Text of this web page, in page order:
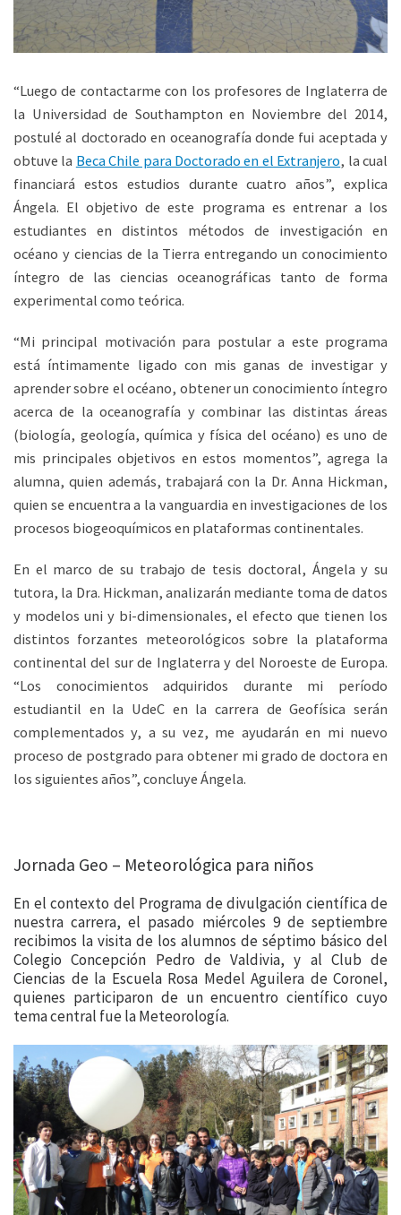
“Luego de contactarme con los profesores de Inglaterra de
la Universidad de Southampton en Noviembre del 2014,
postulé al doctorado en oceanografía donde fui aceptada y
obtuve la Beca Chile para Doctorado en el Extranjero, la cual
financiará estos estudios durante cuatro años”, explica
Ángela. El objetivo de este programa es entrenar a los
estudiantes en distintos métodos de investigación en
océano y ciencias de la Tierra entregando un conocimiento
íntegro de las ciencias oceanográficas tanto de forma
experimental como teórica.
“Mi principal motivación para postular a este programa
está íntimamente ligado con mis ganas de investigar y
aprender sobre el océano, obtener un conocimiento íntegro
acerca de la oceanografía y combinar las distintas áreas
(biología, geología, química y física del océano) es uno de
mis principales objetivos en estos momentos”, agrega la
alumna, quien además, trabajará con la Dr. Anna Hickman,
quien se encuentra a la vanguardia en investigaciones de los
procesos biogeoquímicos en plataformas continentales.
En el marco de su trabajo de tesis doctoral, Ángela y su
tutora, la Dra. Hickman, analizarán mediante toma de datos
y modelos uni y bi-dimensionales, el efecto que tienen los
distintos forzantes meteorológicos sobre la plataforma
continental del sur de Inglaterra y del Noroeste de Europa.
“Los conocimientos adquiridos durante mi período
estudiantil en la UdeC en la carrera de Geofísica serán
complementados y, a su vez, me ayudarán en mi nuevo
proceso de postgrado para obtener mi grado de doctora en
los siguientes años”, concluye Ángela.
Jornada Geo – Meteorológica para niños
En el contexto del Programa de divulgación científica de
nuestra carrera, el pasado miércoles 9 de septiembre
recibimos la visita de los alumnos de séptimo básico del
Colegio Concepción Pedro de Valdivia, y al Club de
Ciencias de la Escuela Rosa Medel Aguilera de Coronel,
quienes participaron de un encuentro científico cuyo
tema central fue la Meteorología.